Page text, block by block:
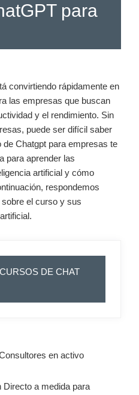
para
convirtiendo rápidamente en
las empresas que buscan
y el rendimiento. Sin
puede ser difícil saber
Chatgpt para empresas te
para aprender las
artificial y cómo
respondemos
el curso y sus
DE CHAT
en activo
Directo a medida para